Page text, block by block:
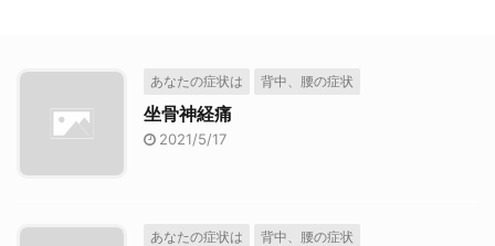
あなたの症状は 背中、腰の症状
坐骨神経痛
2021/5/17
あなたの症状は 背中、腰の症状